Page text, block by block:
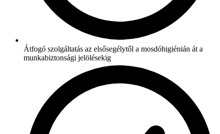
Átfogó szolgáltatás az elsősegélytől a mosdóhigiénián át a
munkabiztonsági jelölésekig